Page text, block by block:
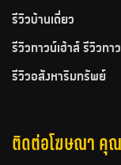
รีวิวบ้านเดี่ยว
รีวิวทาวน์เฮ้าส์ รีวิวทา
รีวิวอสังหาริมทรัพย์
ติดต่อโฆษณา คุ